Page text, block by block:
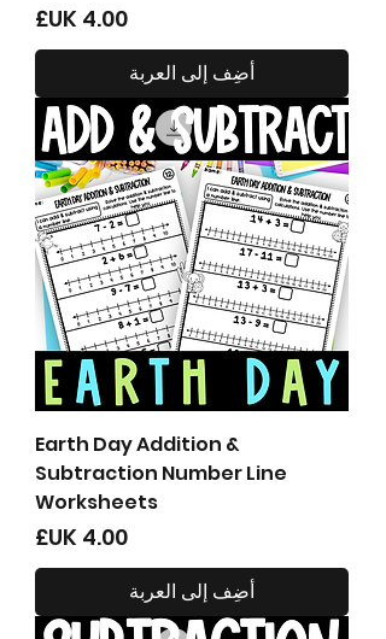
السعر
أضِف إلى العربة
Earth Day Addition &
Subtraction Number Line
Worksheets
السعر
أضِف إلى العربة